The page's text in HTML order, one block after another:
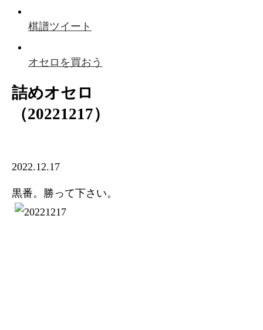
棋譜ツイート
オセロを買おう
詰めオセロ
（20221217）
2022.12.17
黒番。勝って下さい。